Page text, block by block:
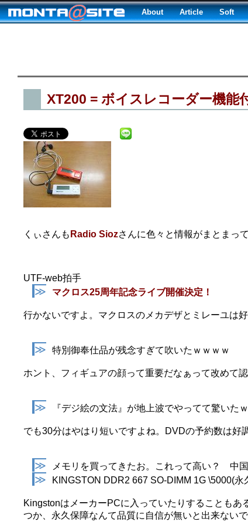
About Article Soft
XT200 = ボイスレコーダー機能
くぃさんも Radio Siozさんに色々と情報がまとまっ
UTF-web拍手
≫ マクロス25周年記念ライブ開催決定！
行かないですよ。マクロスのメカデザとミレーユは好
≫ 特別御奉仕品が残念すぎて吹いたｗｗｗｗ
ホント、フィギュアの顔って重要だなぁって改めて
≫ 『デジ絵の文法』が地上波でやってて驚いた
でも30分はやはり短いですよね。DVDの予約数は好
≫ メモリを買ってきたお。これって高い？ 中
≫ KINGSTON DDR2 667 SO-DIMM 1G \5000(永
KingstonはメーカーPCに入っていたりすることもあ
つか、永久保障なんて品質に自信が無いと出来ない